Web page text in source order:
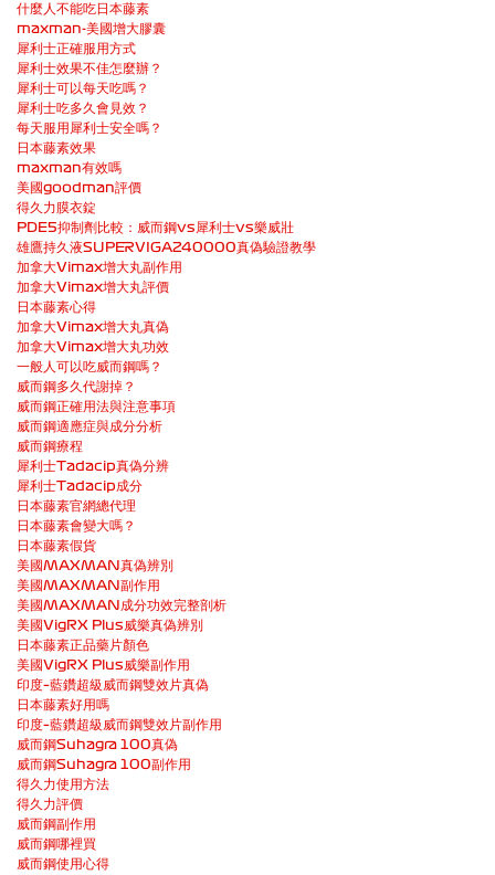
什麼人不能吃日本藤素
maxman-美國增大膠囊
犀利士正確服用方式
犀利士效果不佳怎麼辦？
犀利士可以每天吃嗎？
犀利士吃多久會見效？
每天服用犀利士安全嗎？
日本藤素效果
maxman有效嗎
美國goodman評價
得久力膜衣錠
PDE5抑制劑比較：威而鋼vs犀利士vs樂威壯
雄鷹持久液SUPERVIGA240000真偽驗證教學
加拿大Vimax增大丸副作用
加拿大Vimax增大丸評價
日本藤素心得
加拿大Vimax增大丸真偽
加拿大Vimax增大丸功效
一般人可以吃威而鋼嗎？
威而鋼多久代謝掉？
威而鋼正確用法與注意事項
威而鋼適應症與成分分析
威而鋼療程
犀利士Tadacip真偽分辨
犀利士Tadacip成分
日本藤素官網總代理
日本藤素會變大嗎？
日本藤素假貨
美國MAXMAN真偽辨別
美國MAXMAN副作用
美國MAXMAN成分功效完整剖析
美國VigRX Plus威樂真偽辨別
日本藤素正品藥片顏色
美國VigRX Plus威樂副作用
印度–藍鑽超級威而鋼雙效片真偽
日本藤素好用嗎
印度–藍鑽超級威而鋼雙效片副作用
威而鋼Suhagra 100真偽
威而鋼Suhagra 100副作用
得久力使用方法
得久力評價
威而鋼副作用
威而鋼哪裡買
威而鋼使用心得